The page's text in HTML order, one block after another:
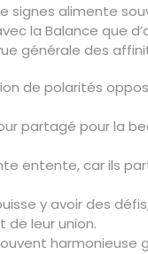
alimente
la Balance que
générale des
de polarités
partagé pour la
entente, car ils
puisse y avoir des
leur union.